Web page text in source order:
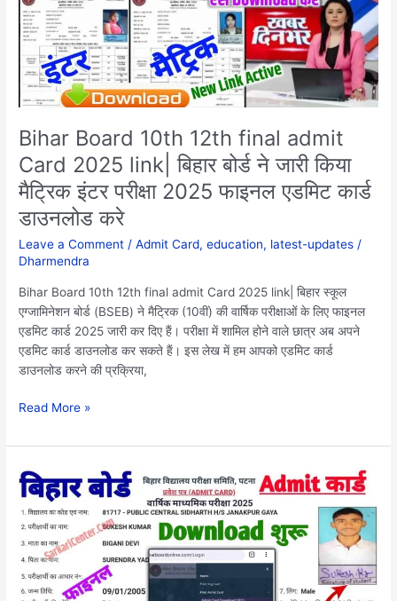
Bihar Board 10th 12th final admit
Card 2025 link| बिहार बोर्ड ने जारी किया
मैट्रिक इंटर परीक्षा 2025 फाइनल एडमिट कार्ड
डाउनलोड करे
Leave a Comment /Admit Card,education, latest-updates /
Dharmendra
Bihar Board 10th 12th final admit Card 2025 link| बिहार स्कूल
एग्जामिनेशन बोर्ड (BSEB) ने मैट्रिक (10वीं) की वार्षिक परीक्षाओं के लिए फाइनल
एडमिट कार्ड 2025 जारी कर दिए हैं। परीक्षा में शामिल होने वाले छात्र अब अपने
एडमिट कार्ड डाउनलोड कर सकते हैं। इस लेख में हम आपको एडमिट कार्ड
डाउनलोड करने की प्रक्रिया,
admit
Card
2025
link|
बिहार
बोर्ड
ने
जारी
किया
मैट्रिक
परीक्षा
2025
फाइनल
एडमिट
डाउनलोड
करे
Read More »
Bihar
board
10th
final
admit
card
2025